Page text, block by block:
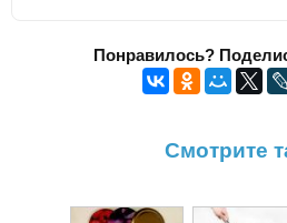
Понравилось?
Смотрите